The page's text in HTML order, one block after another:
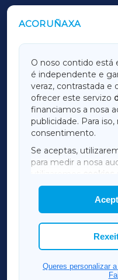
ACORUÑAXA
O noso contido está
é independente e
veraz, contrastada e
ofrecer este servizo
financiamos a nosa
publicidade. Para
consentimento.
Se aceptas,
para medir a nosa
utilizaremos
mostrar publicidade
Así mesmo, podes
cookies que
Queres personalizar
OUTROS